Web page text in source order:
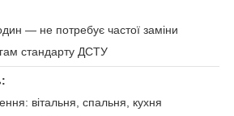
— не потребує частої заміни
стандарту ДСТУ
вітальня, спальня, кухня